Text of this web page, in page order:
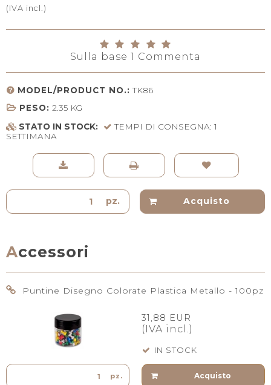
(IVA incl.)
Sulla base 1 Commenta
MODEL/PRODUCT NO.: TK86
PESO: 2.35 KG
STATO IN STOCK:
TEMPI DI CONSEGNA: 1
SETTIMANA
pz. Acquisto
Accessori
Puntine Disegno Colorate Plastica Metallo - 100pz
31,88 EUR
(IVA incl.)
IN STOCK
pz. Acquisto